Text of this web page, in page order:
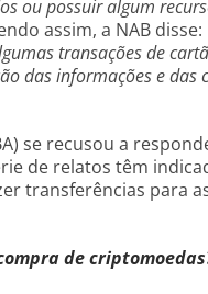
ou possuir algum
assim, a NAB disse:
transações de
das informações e das
se recusou a
de relatos têm
transferências para
de